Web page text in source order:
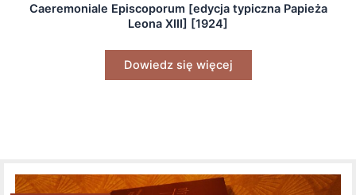
Caeremoniale Episcoporum [edycja typiczna Papieża
Leona XIII] [1924]
Dowiedz się więcej